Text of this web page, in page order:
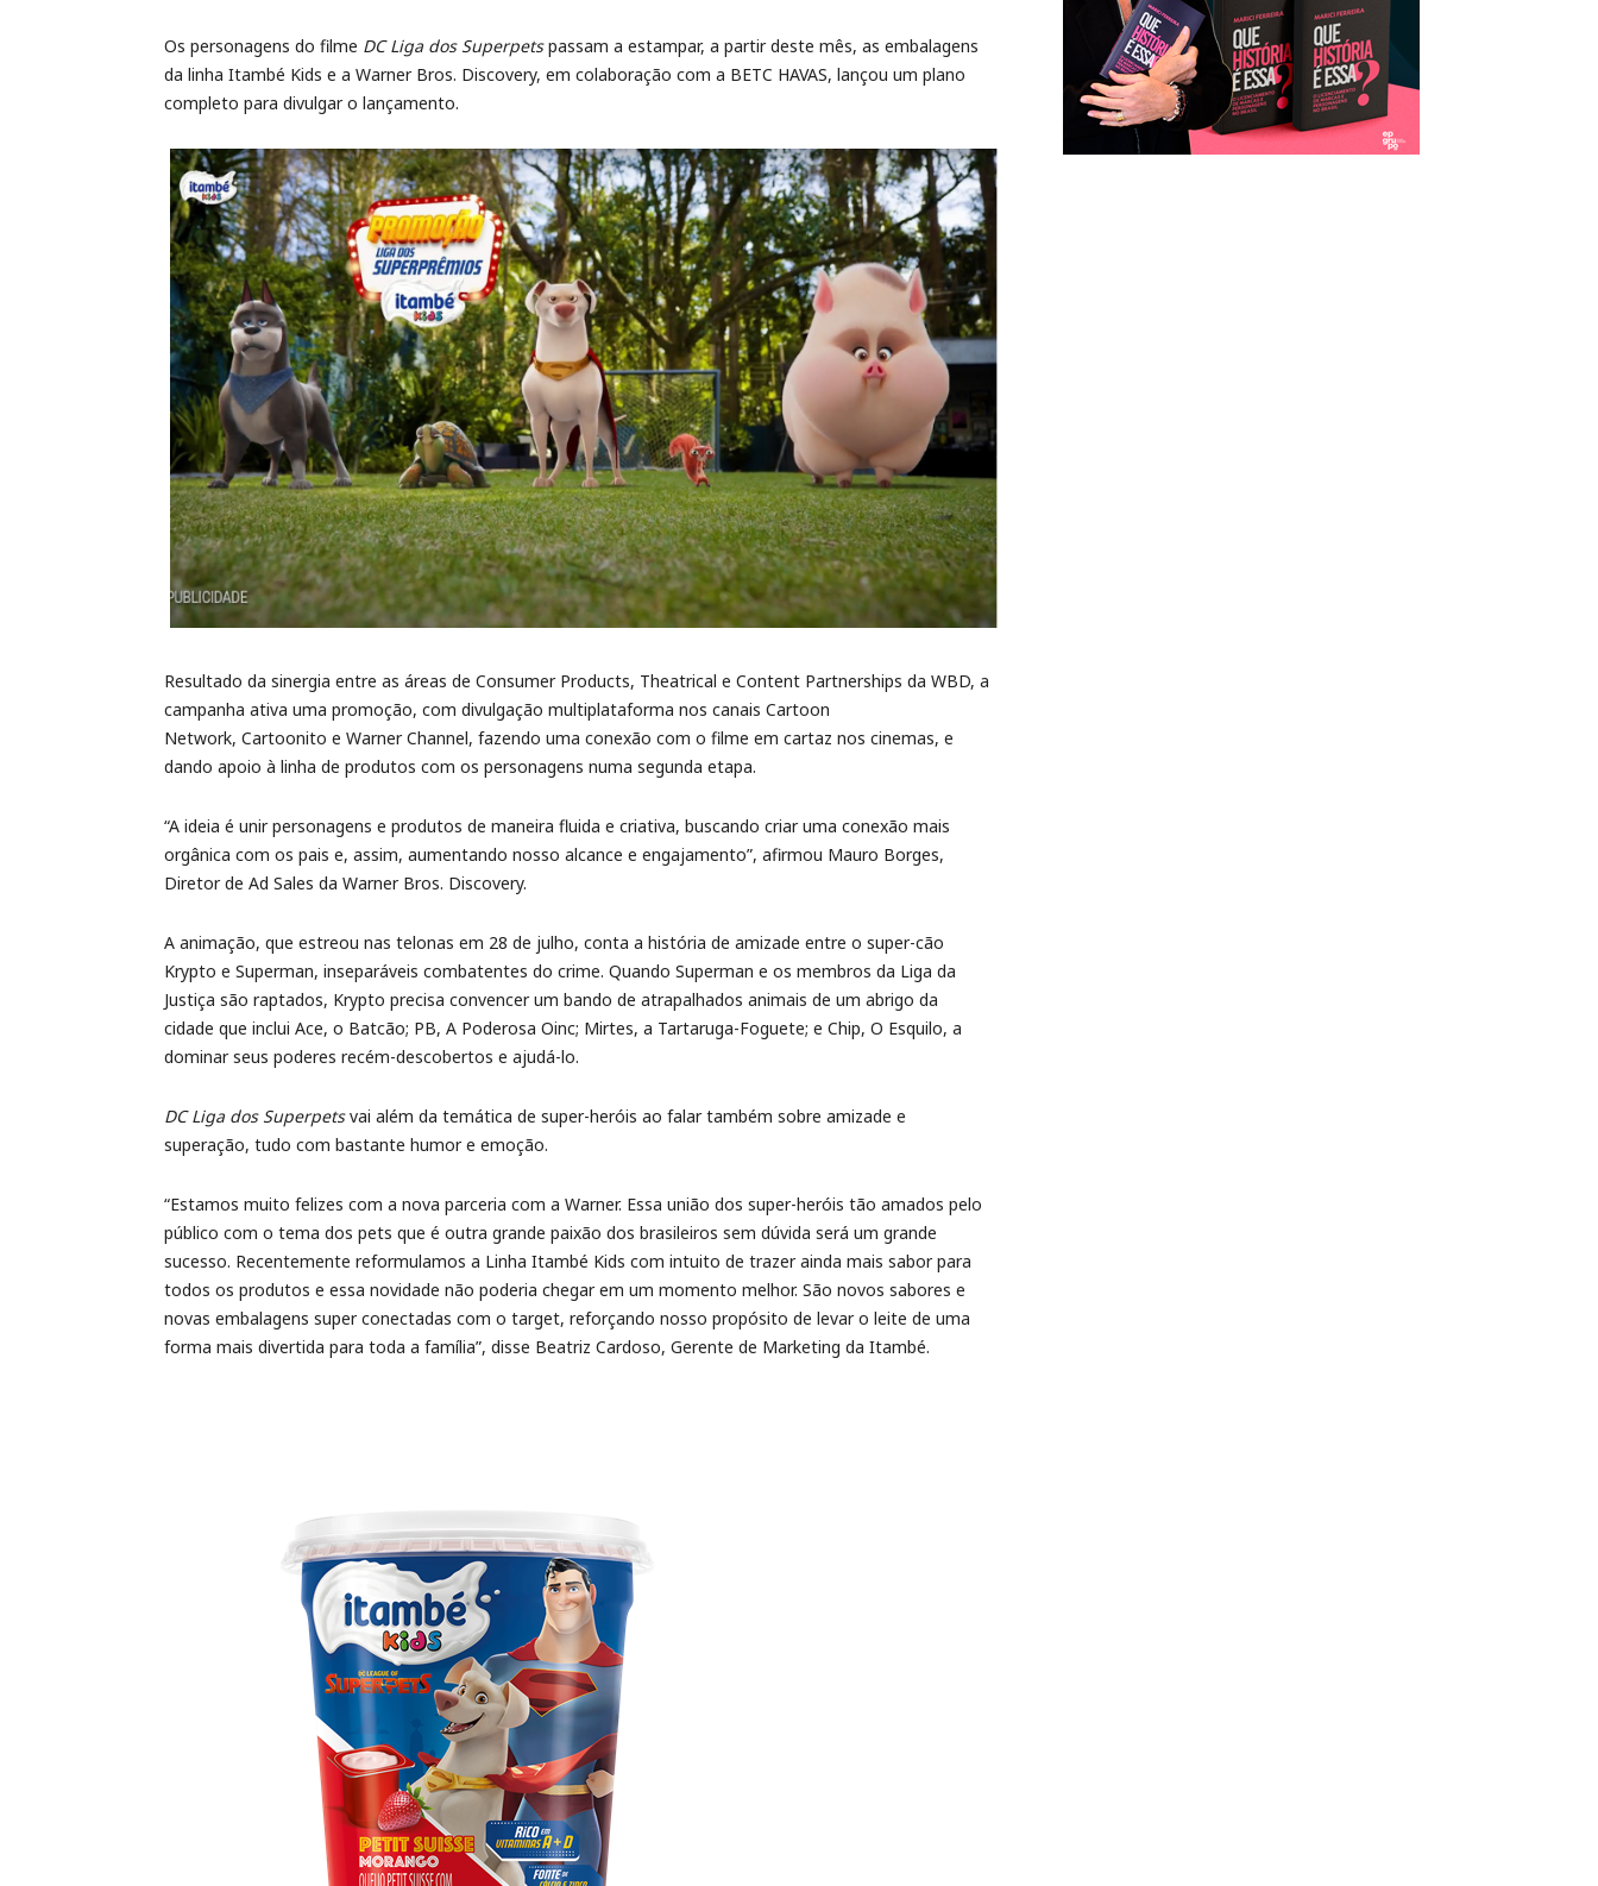
Os personagens do filme DC Liga dos Superpetspassam a estampar, a partir deste mês, as embalagens
da linha Itambé Kids e a Warner Bros. Discovery, em colaboração com a BETC HAVAS, lançou um plano
completo para divulgar o lançamento.
Resultado da sinergia entre as áreas de Consumer Products, Theatrical e Content Partnerships da WBD, a
campanha ativa uma promoção, com divulgação multiplataforma nos canais Cartoon
Network, Cartoonito e Warner Channel, fazendo uma conexão com o filme em cartaz nos cinemas, e
dando apoio à linha de produtos com os personagens numa segunda etapa.
“A ideia é unir personagens e produtos de maneira fluida e criativa, buscando criar uma conexão mais
orgânica com os pais e, assim, aumentando nosso alcance e engajamento”, afirmou Mauro Borges,
Diretor de Ad Sales da Warner Bros. Discovery.
A animação, que estreou nas telonas em 28 de julho, conta a história de amizade entre o super-cão
Krypto e Superman, inseparáveis combatentes do crime. Quando Superman e os membros da Liga da
Justiça são raptados, Krypto precisa convencer um bando de atrapalhados animais de um abrigo da
cidade que inclui Ace, o Batcão; PB, A Poderosa Oinc; Mirtes, a Tartaruga-Foguete; e Chip, O Esquilo, a
dominar seus poderes recém-descobertos e ajudá-lo.
DC Liga dos Superpetsvai além da temática de super-heróis ao falar também sobre amizade e
superação, tudo com bastante humor e emoção.
“Estamos muito felizes com a nova parceria com a Warner. Essa união dos super-heróis tão amados pelo
público com o tema dos pets que é outra grande paixão dos brasileiros sem dúvida será um grande
sucesso. Recentemente reformulamos a Linha Itambé Kids com intuito de trazer ainda mais sabor para
todos os produtos e essa novidade não poderia chegar em um momento melhor. São novos sabores e
novas embalagens super conectadas com o target, reforçando nosso propósito de levar o leite de uma
forma mais divertida para toda a família”, disse Beatriz Cardoso, Gerente de Marketing da Itambé.